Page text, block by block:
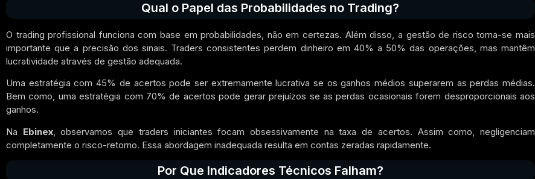
Qual o Papel das Probabilidades no Trading?
O trading profissional funciona com base em probabilidades, não em certezas. Além disso, a gestão de risco torna-se mais
importante que a precisão dos sinais. Traders consistentes perdem dinheiro em 40% a 50% das operações, mas mantêm
lucratividade através de gestão adequada.
Uma estratégia com 45% de acertos pode ser extremamente lucrativa se os ganhos médios superarem as perdas médias.
Bem como, uma estratégia com 70% de acertos pode gerar prejuízos se as perdas ocasionais forem desproporcionais aos
ganhos.
Na Ebinex, observamos que traders iniciantes focam obsessivamente na taxa de acertos. Assim como, negligenciam
completamente o risco-retorno. Essa abordagem inadequada resulta em contas zeradas rapidamente.
Por Que Indicadores Técnicos Falham?